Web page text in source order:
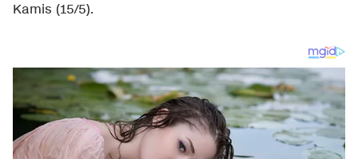
Kamis (15/5).